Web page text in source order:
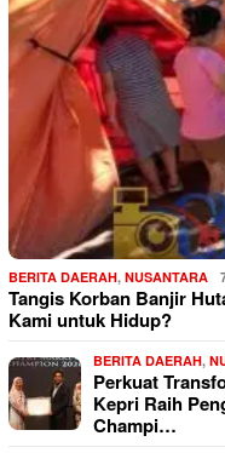
BERITA DAERAH, NUSANTARA
Tangis Korban Banjir
Kami untuk Hidup?
BERITA DAERAH,
Perkuat
Kepri Raih
Champi…